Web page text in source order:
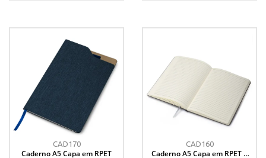
CAD170
Caderno A5 Capa em RPET
CAD160
Caderno A5 Capa em RPET e